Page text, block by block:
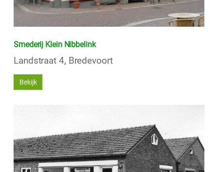
Smederij Klein Nibbelink
Landstraat 4, Bredevoort
Bekijk